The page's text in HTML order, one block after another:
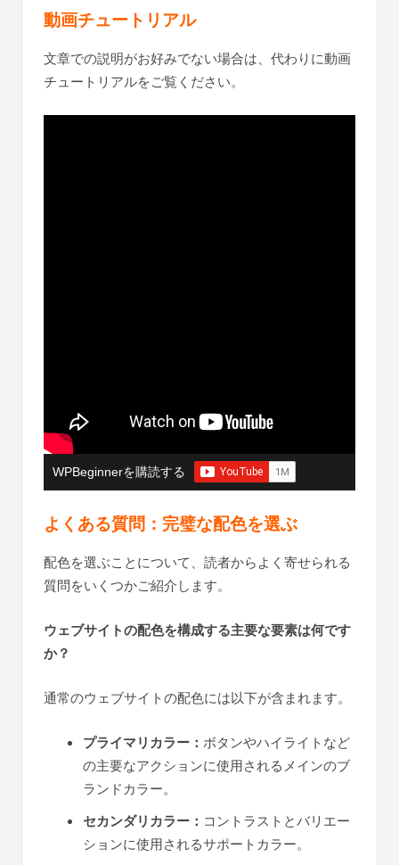
動画チュートリアル
文章での説明がお好みでない場合は、代わりに動画
チュートリアルをご覧ください。
WPBeginnerを購読する
よくある質問：完璧な配色を選ぶ
配色を選ぶことについて、読者からよく寄せられる
質問をいくつかご紹介します。
ウェブサイトの配色を構成する主要な要素は何です
か？
通常のウェブサイトの配色には以下が含まれます。
プライマリカラー： ボタンやハイライトなど
の主要なアクションに使用されるメインのブ
ランドカラー。
セカンダリカラー： コントラストとバリエー
ションに使用されるサポートカラー。